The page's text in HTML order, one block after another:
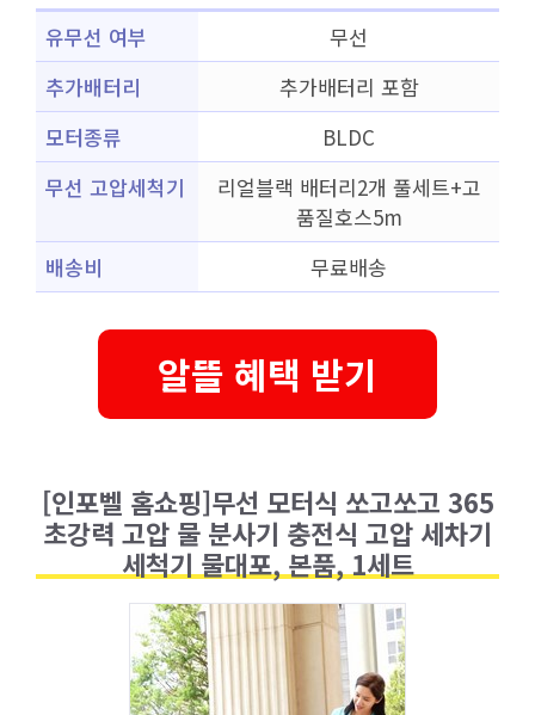
유무선 여부
무선
추가배터리
추가배터리 포함
모터종류
BLDC
무선 고압세척기
리얼블랙 배터리2개 풀세트+고
품질호스5m
배송비
무료배송
알뜰 혜택 받기
[인포벨 홈쇼핑]무선 모터식 쏘고쏘고 365
초강력 고압 물 분사기 충전식 고압 세차기
세척기 물대포, 본품, 1세트